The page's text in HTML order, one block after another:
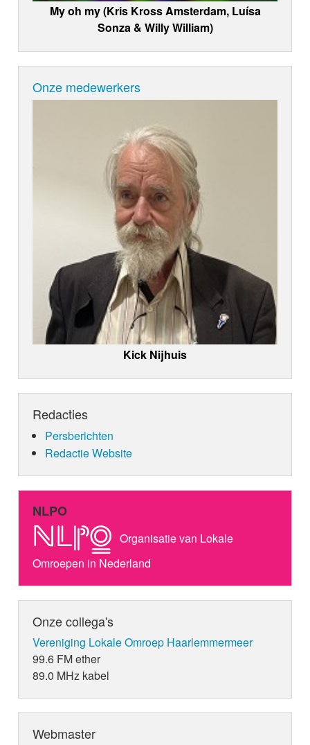
My oh my (Kris Kross Amsterdam, Luísa
Sonza & Willy William)
Onze medewerkers
Kick Nijhuis
Redacties
Persberichten
Redactie Website
NLPO
Organisatie van Lokale
Omroepen in Nederland
Onze collega's
Vereniging Lokale Omroep Haarlemmermeer
99.6 FM ether
89.0 MHz kabel
Webmaster